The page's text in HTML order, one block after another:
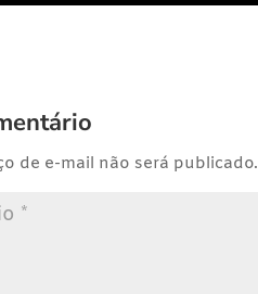
de e-mail não será publicado.